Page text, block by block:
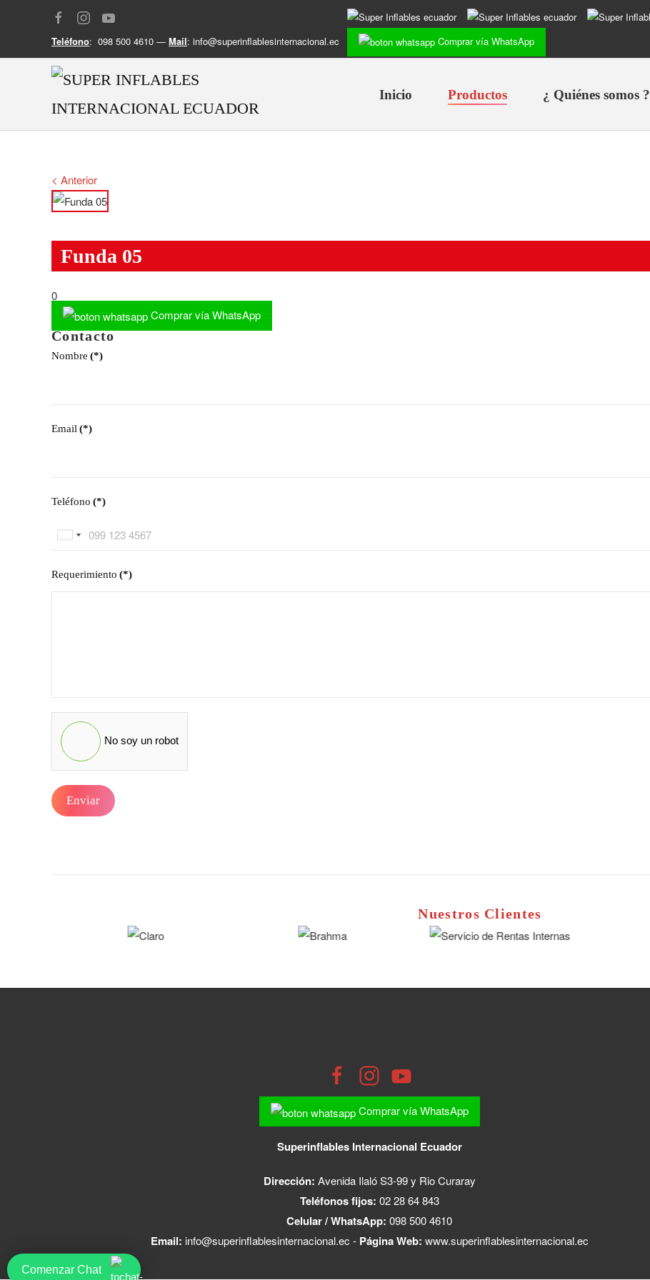
Teléfono: 098 500 4610 — Mail: info@superinflablesinternacional.ec Comprar vía WhatsApp
Inicio Productos ¿ Quiénes somos ?
< Anterior
Funda 05
0
Comprar vía WhatsApp
Contacto
Nombre (*)
Email(*)
Teléfono (*)
Ecuador
United
+1
Requerimiento (*)
No soy un robot
Enviar
Nuestros Clientes
Comprar vía WhatsApp
Superinflables Internacional Ecuador
Dirección: Avenida Ilaló S3-99 y Rio Curaray
Teléfonos fijos: 02 28 64 843
Celular / WhatsApp: 098 500 4610
Email: info@superinflablesinternacional.ec - Página Web: www.superinflablesinternacional.ec
Comenzar Chat